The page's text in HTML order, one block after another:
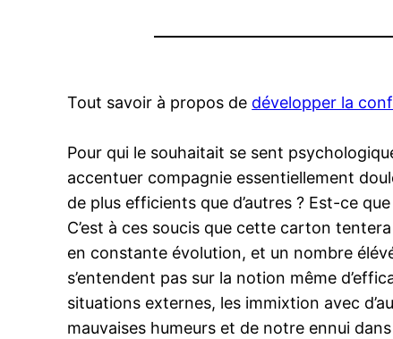
Tout savoir à propos de développer la
Pour qui le souhaitait se sent
accentuer compagnie essentiellement
de plus efficients que d’autres ? Est-ce
C’est à ces soucis que cette carton
en constante évolution, et un nombre
s’entendent pas sur la notion même
situations externes, les immixtion avec
mauvaises humeurs et de notre ennui